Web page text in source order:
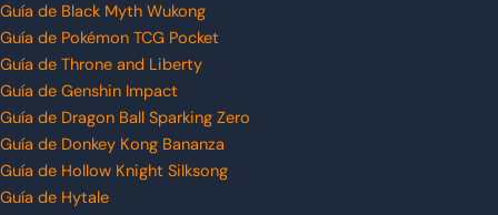
Guía de Black Myth Wukong
Guía de Pokémon TCG Pocket
Guía de Throne and Liberty
Guía de Genshin Impact
Guía de Dragon Ball Sparking Zero
Guía de Donkey Kong Bananza
Guía de Hollow Knight Silksong
Guía de Hytale